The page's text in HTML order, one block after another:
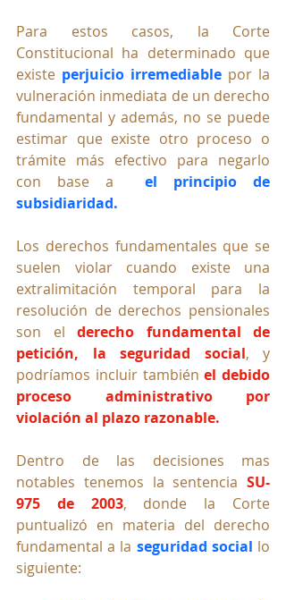
Para estos casos, la Corte
Constitucional ha determinado que
existe perjuicio irremediable por la
vulneración inmediata de un derecho
fundamental y además, no se puede
estimar que existe otro proceso o
trámite más efectivo para negarlo
con base a el principio de
subsidiaridad.
Los derechos fundamentales que se
suelen violar cuando existe una
extralimitación temporal para la
resolución de derechos pensionales
son el derecho fundamental de
petición, la seguridad social, y
podríamos incluir también el debido
proceso administrativo por
violación al plazo razonable.
Dentro de las decisiones mas
notables tenemos la sentencia SU-
975 de 2003,
donde la Corte
puntualizó en materia del derecho
fundamental a la seguridad social lo
siguiente: